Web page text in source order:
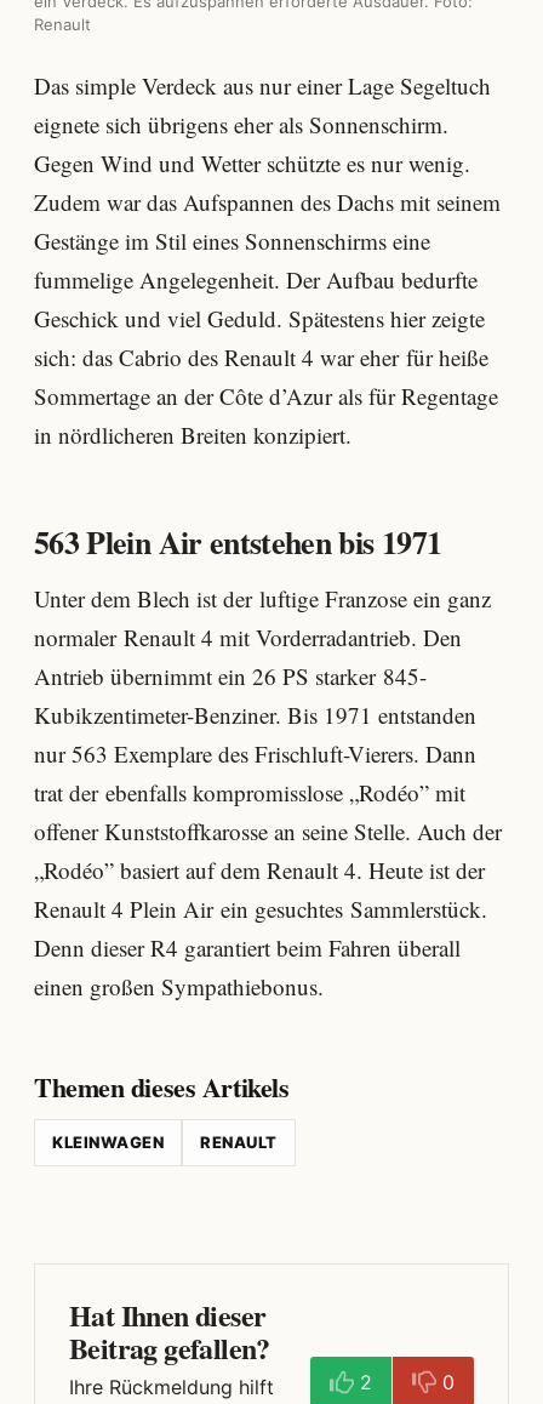
Renault
Das simple Verdeck aus nur einer Lage Segeltuch
eignete sich übrigens eher als Sonnenschirm.
Gegen Wind und Wetter schützte es nur wenig.
Zudem war das Aufspannen des Dachs mit seinem
Gestänge im Stil eines Sonnenschirms eine
fummelige Angelegenheit. Der Aufbau bedurfte
Geschick und viel Geduld. Spätestens hier zeigte
sich: das Cabrio des Renault 4 war eher für heiße
Sommertage an der Côte d’Azur als für Regentage
in nördlicheren Breiten konzipiert.
563 Plein Air entstehen bis 1971
Unter dem Blech ist der luftige Franzose ein ganz
normaler Renault 4 mit Vorderradantrieb. Den
Antrieb übernimmt ein 26 PS starker 845-
Kubikzentimeter-Benziner. Bis 1971 entstanden
nur 563 Exemplare des Frischluft-Vierers. Dann
trat der ebenfalls kompromisslose „Rodéo” mit
offener Kunststoffkarosse an seine Stelle. Auch der
„Rodéo” basiert auf dem Renault 4. Heute ist der
Renault 4 Plein Air ein gesuchtes Sammlerstück.
Denn dieser R4 garantiert beim Fahren überall
einen großen Sympathiebonus.
Themen dieses Artikels
KLEINWAGEN RENAULT
Hat Ihnen dieser
Beitrag gefallen?
Ihre Rückmeldung hilft
2 0